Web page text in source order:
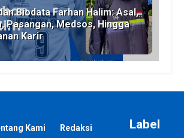
Biodata Farhan Halim: Asal,
Pasangan, Medsos, Hingga
Karir
Kami Redaksi Label